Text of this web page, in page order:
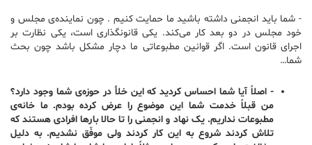
-‌‌ شما باید انجمنی داشته باشید ما حمایت کنیم . چون نماینده‌ی مجلس و
خود مجلس در دو بعد کار می‌کند. یکی قانونگذاری است، یکی نظارت بر
اجرای قانون است. اگر قوانین مطبوعاتی ما دچار مشکل باشد چون بحث
شما…
-‌ اصلاً آیا شما احساس کردید که این خلأ در حوزه‌ی شما وجود دارد؟
من قبلاً خدمت شما این موضوع را عرض کرده بودم. ما خانه‌ی
مطبوعات نداریم. یک نهاد و انجمنی را تا حالا بارها افرادی هستند که
تلاش کردند شروع به این کار کردند ولی موفّق نشدیم. به دلیل